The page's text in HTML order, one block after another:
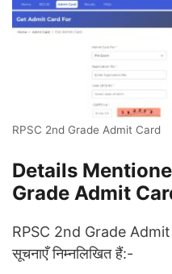
RPSC 2nd Grade Admit Card
Details
Grade Admit
RPSC 2nd Grade Admit
सूचनाएँ निम्नलिखित हैं:-